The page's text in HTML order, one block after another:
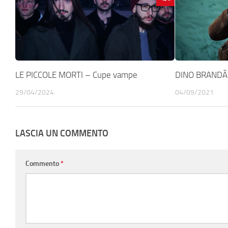
LE PICCOLE MORTI – Cupe vampe
29/04/2024
DINO
04/09/2021
LASCIA UN COMMENTO
Commento*